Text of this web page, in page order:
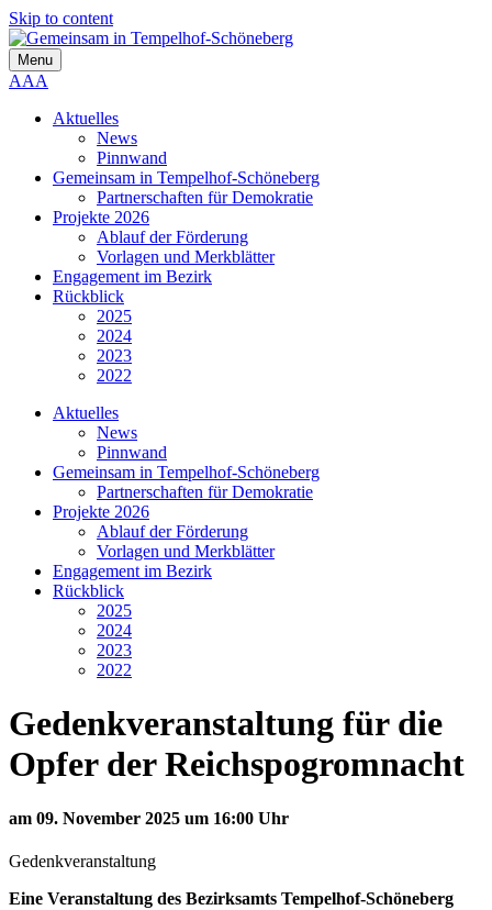
Skip to content
Menu
AAA
Aktuelles
News
Pinnwand
Gemeinsam in Tempelhof-Schöneberg
Partnerschaften für Demokratie
Projekte 2026
Ablauf der Förderung
Vorlagen und Merkblätter
Engagement im Bezirk
Rückblick
2025
2024
2023
2022
Aktuelles
News
Pinnwand
Gemeinsam in Tempelhof-Schöneberg
Partnerschaften für Demokratie
Projekte 2026
Ablauf der Förderung
Vorlagen und Merkblätter
Engagement im Bezirk
Rückblick
2025
2024
2023
2022
Gedenkveranstaltung für die
Opfer der Reichspogromnacht
am 09. November 2025 um 16:00 Uhr
Gedenkveranstaltung
Eine Veranstaltung des Bezirksamts Tempelhof-Schöneberg